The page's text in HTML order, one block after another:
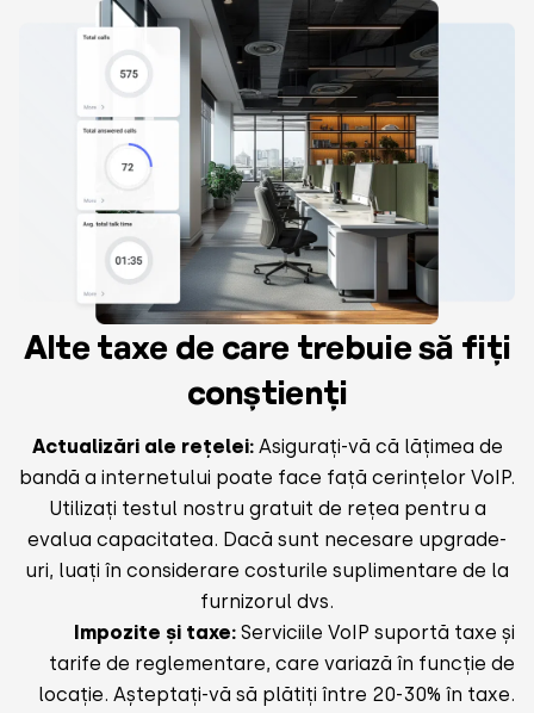
Alte taxe de care trebuie să fiți
conștienți
Actualizări ale rețelei:Asigurați-vă că lățimea de
bandă a internetului poate face față cerințelor VoIP.
Utilizați testul nostru gratuit de rețea pentru a
evalua capacitatea. Dacă sunt necesare upgrade-
uri, luați în considerare costurile suplimentare de la
furnizorul dvs.
Impozite și taxe: Serviciile VoIP suportă taxe și
tarife de reglementare, care variază în funcție de
locație. Așteptați-vă să plătiți între 20-30% în taxe.